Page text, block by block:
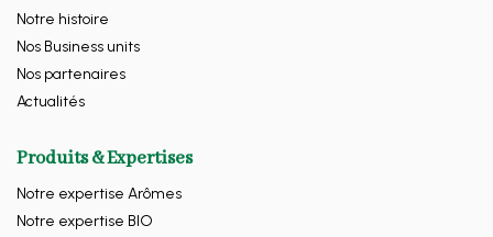
Notre histoire
Nos Business units
Nos partenaires
Actualités
Produits & Expertises
Notre expertise Arômes
Notre expertise BIO